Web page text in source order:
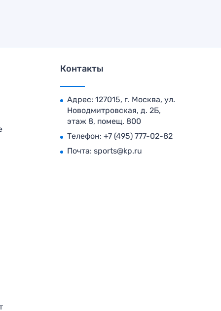
Контакты
Адрес: 127015, г. Москва, ул.
Новодмитровская, д. 2Б,
этаж 8, помещ. 800
Телефон: +7 (495) 777-02-82
Почта: sports@kp.ru